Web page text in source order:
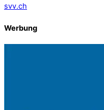
svv.ch
Werbung